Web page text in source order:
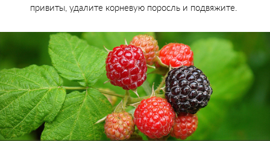
привиты, удалите корневую поросль и подвяжите.